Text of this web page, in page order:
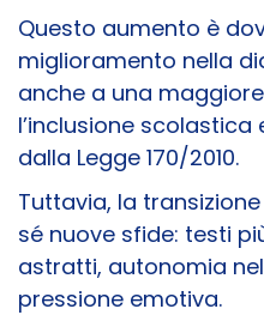
Questo aumento è
miglioramento nella
anche a una
l’inclusione
dalla Legge 170/2010.
Tuttavia, la
sé nuove sfide: testi
astratti, autonomia
pressione emotiva.